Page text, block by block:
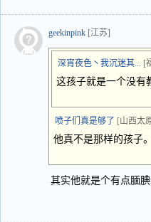
geekinpink [江苏]
深宵夜色丶我沉迷其... [
这孩子就是一个没有
喷子们真是够了 [山西太
他真不是那样的孩子
其实他就是个有点腼